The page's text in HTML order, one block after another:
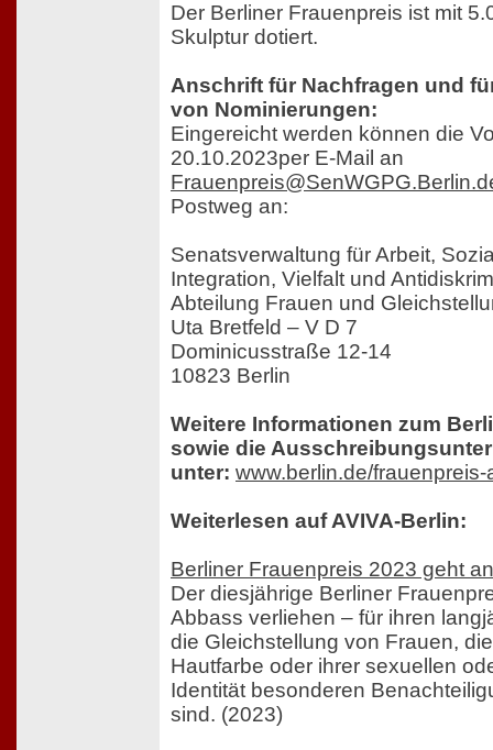
Der Berliner Frauenpreis ist mit
Skulptur dotiert.
Anschrift für Nachfragen und
von Nominierungen:
Eingereicht werden können die
20.10.2023per E-Mail an
Postweg an:
Senatsverwaltung für Arbeit,
Integration, Vielfalt und
Abteilung Frauen und
Uta Bretfeld – V D 7
Dominicusstraße 12-14
10823 Berlin
Weitere Informationen zum
sowie die
unter: www.berlin.de/
Weiterlesen auf AVIVA-Berlin:
Berliner Frauenpreis 2023 geht
Der diesjährige Berliner
Abbass verliehen – für ihren
die Gleichstellung von Frauen,
Hautfarbe oder ihrer sexuellen
Identität besonderen
sind. (2023)